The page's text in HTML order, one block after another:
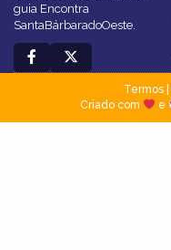
guia Encontra
SantaBárbaradoOeste.
Termos|
Criado com
e